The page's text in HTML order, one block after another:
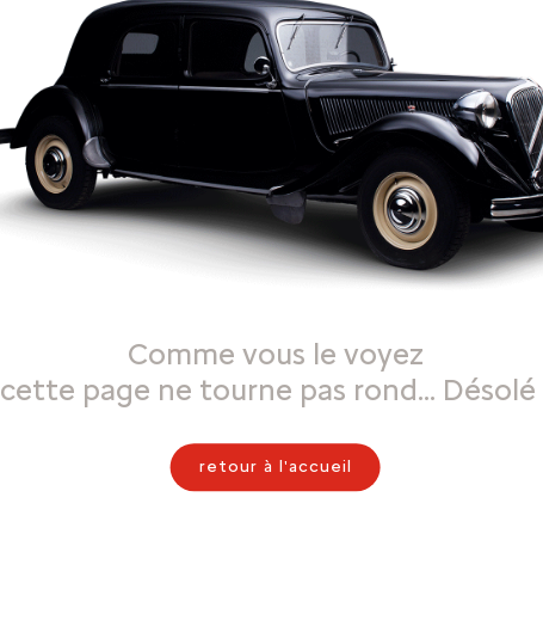
Comme vous le voyez
cette page ne tourne pas rond… Désolé
retour à l'accueil